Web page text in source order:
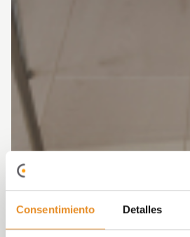
Consentimiento Detalles